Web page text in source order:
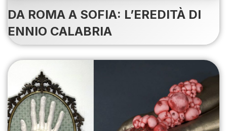
DA ROMA A SOFIA: L’EREDITÀ DI
ENNIO CALABRIA